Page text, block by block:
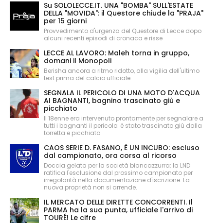
Su SOLOLECCE.IT. UNA "BOMBA" SULL'ESTATE
DELLA "MOVIDA": il Questore chiude la "PRAJA"
per 15 giorni
Provvedimento d'urgenza del Questore di Lecce dopo
alcuni recenti episodi di cronaca e risse
LECCE AL LAVORO: Maleh torna in gruppo,
domani il Monopoli
Berisha ancora a ritmo ridotto, alla vigilia dell'ultimo
test prima del calcio ufficiale
SEGNALA IL PERICOLO DI UNA MOTO D'ACQUA
AI BAGNANTI, bagnino trascinato giù e
picchiato
Il 18enne era intervenuto prontamente per segnalare a
tutti i bagnanti il pericolo: è stato trascinato giù dalla
torretta e picchiato
CAOS SERIE D. FASANO, È UN INCUBO: escluso
dal campionato, ora corsa al ricorso
Doccia gelata per la società biancazzurra: la LND
ratifica l'esclusione dal prossimo campionato per
irregolarità nella documentazione d'iscrizione. La
nuova proprietà non si arrende.
IL MERCATO DELLE DIRETTE CONCORRENTI. Il
PARMA ha la sua punta, ufficiale l'arrivo di
TOURÉ! Le cifre